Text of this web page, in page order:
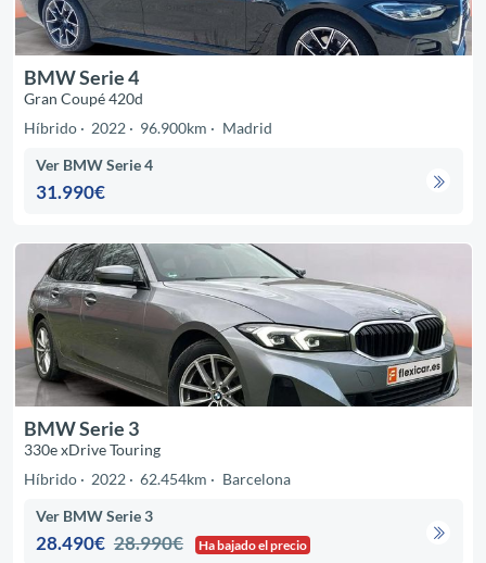
BMW Serie 4
Gran Coupé 420d
Híbrido
2022 96.900km Madrid
Ver BMW Serie 4
31.990€
BMW Serie 3
330e xDrive Touring
Híbrido
2022 62.454km Barcelona
Ver BMW Serie 3
28.490€ 28.990€ Ha bajado el precio